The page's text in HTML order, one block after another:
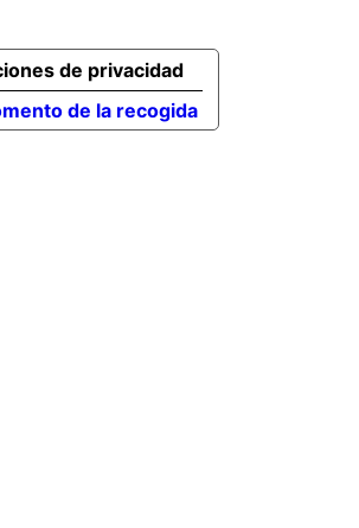
de la recogida
de privacidad